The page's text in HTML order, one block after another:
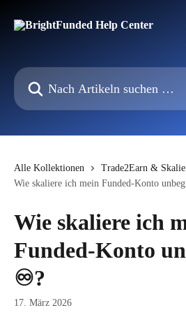
Nach Artikeln suchen …
Alle Kollektionen
Trade2Earn &
Wie skaliere ich mein Funded-Konto
Wie skaliere ich
Funded-Konto
♾️?
17. März 2026